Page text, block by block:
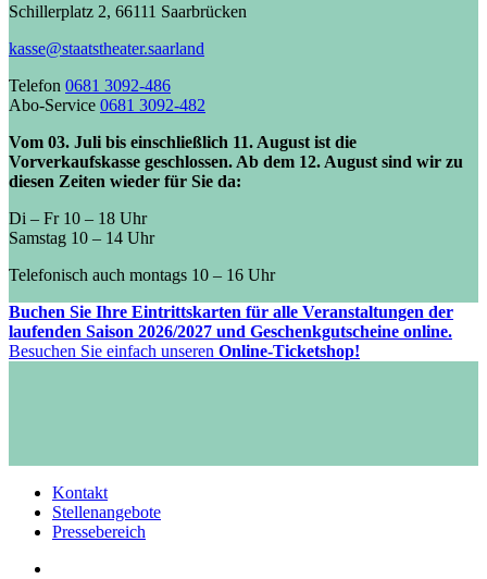
Schillerplatz 2, 66111 Saarbrücken
kasse@staatstheater.saarland
Telefon 0681 3092-486
Abo-Service 0681 3092-482
Vom 03. Juli bis einschließlich 11. August ist die
Vorverkaufskasse geschlossen. Ab dem 12. August sind wir zu
diesen Zeiten wieder für Sie da:
Di – Fr 10 – 18 Uhr
Samstag 10 – 14 Uhr
Telefonisch auch montags 10 – 16 Uhr
Buchen Sie Ihre Eintrittskarten für alle Veranstaltungen der
laufenden Saison 2026/2027 und Geschenkgutscheine online.
Besuchen Sie einfach unseren Online-Ticketshop!
Kontakt
Stellenangebote
Pressebereich